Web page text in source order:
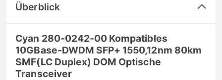
Überblick
Cyan 280-0242-00 Kompatibles
10GBase-DWDM SFP+ 1550,12nm 80km
SMF(LC Duplex) DOM Optische
Transceiver